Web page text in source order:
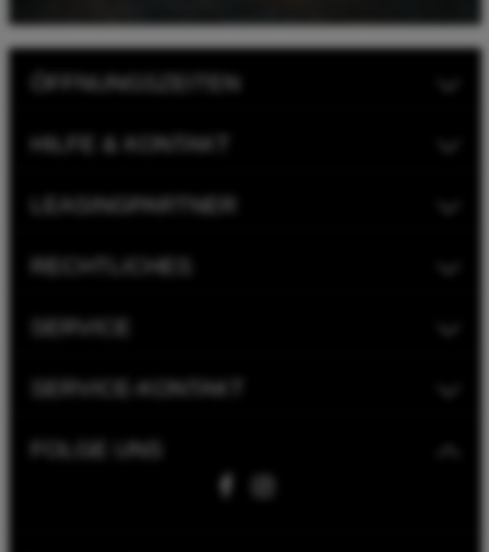
FOLGE UNS
SERVICE-KONTAKT
ÖFFNUNGSZEITEN
HILFE & KONTAKT
LEASINGPARTNER
RECHTLICHES
SERVICE